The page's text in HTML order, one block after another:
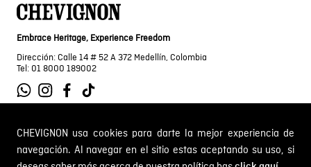
CHEVIGNON usa cookies para darte la mejor experiencia de
navegación. Al navegar en el sitio estas aceptando su uso, si
Embrace Heritage, Experience Freedom
Dirección: Calle 14 # 52 A 372 Medellín, Colombia
Tel: 01 8000 189002
SOBRE NOSOTROS